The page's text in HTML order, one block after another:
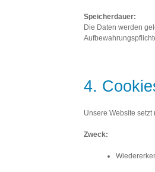
Speicherdauer:
Die Daten werden
4.
Unsere Website setzt
Zweck: